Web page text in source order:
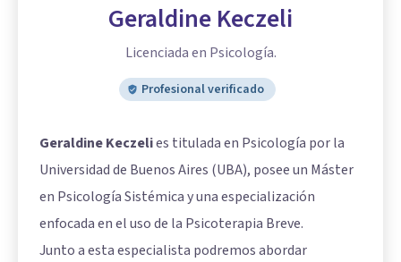
Geraldine Keczeli
Licenciada en Psicología.
Profesional verificado
Geraldine Keczelies titulada en Psicología por la
Universidad de Buenos Aires (UBA), posee un Máster
en Psicología Sistémica y una especialización
enfocada en el uso de la Psicoterapia Breve.
Junto a esta especialista podremos abordar